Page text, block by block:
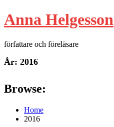
Hoppa
till
Anna Helgesson
författare och föreläsare
År: 2016
Browse:
Home
2016